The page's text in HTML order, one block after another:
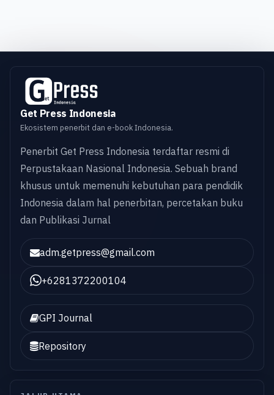
Get Press Indonesia
Ekosistem penerbit dan e-book Indonesia.
Penerbit Get Press Indonesia terdaftar resmi di
Perpustakaan Nasional Indonesia. Sebuah brand
khusus untuk memenuhi kebutuhan para pendidik
Indonesia dalam hal penerbitan, percetakan buku
dan Publikasi Jurnal
adm.getpress@gmail.com
+6281372200104
GPI Journal
Repository